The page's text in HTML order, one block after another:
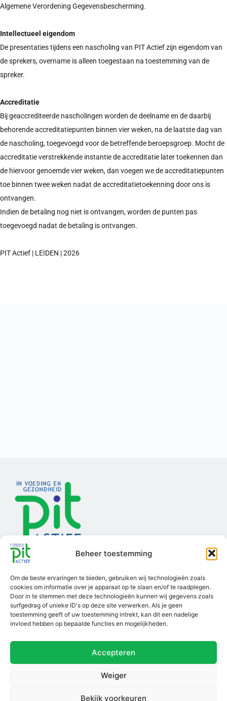
Beheer toestemming
Om de beste ervaringen te bieden, gebruiken wij technologieën zoals
cookies om informatie over je apparaat op te slaan en/of te raadplegen.
Door in te stemmen met deze technologieën kunnen wij gegevens zoals
surfgedrag of unieke ID's op deze site verwerken. Als je geen
toestemming geeft of uw toestemming intrekt, kan dit een nadelige
invloed hebben op bepaalde functies en mogelijkheden.
Accepteren
Weiger
Bekijk voorkeuren
Algemene Verordening Gegevensbescherming.
Intellectueel eigendom
De presentaties tijdens een nascholing van PIT Actief zijn eigendom van
de sprekers, overname is alleen toegestaan na toestemming van de
spreker.
Accreditatie
Bij geaccrediteerde nascholingen worden de deelname en de daarbij
behorende accreditatiepunten binnen vier weken, na de laatste dag van
de nascholing, toegevoegd voor de betreffende beroepsgroep. Mocht de
accreditatie verstrekkende instantie de accreditatie later toekennen dan
de hiervoor genoemde vier weken, dan voegen we de accreditatiepunten
toe binnen twee weken nadat de accreditatietoekenning door ons is
ontvangen.
Indien de betaling nog niet is ontvangen, worden de punten pas
toegevoegd nadat de betaling is ontvangen.
PIT Actief | LEIDEN | 2026
Ga van start Informatie
Privacybeleid
Over Pit Actief